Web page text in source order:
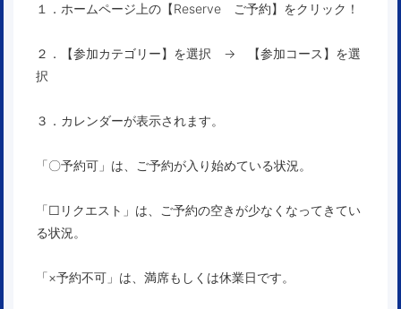
１．ホームページ上の【Reserve ご予約】をクリック！
２．【参加カテゴリー】を選択 → 【参加コース】を選
択
３．カレンダーが表示されます。
「〇予約可」は、ご予約が入り始めている状況。
「□リクエスト」は、ご予約の空きが少なくなってきてい
る状況。
「×予約不可」は、満席もしくは休業日です。